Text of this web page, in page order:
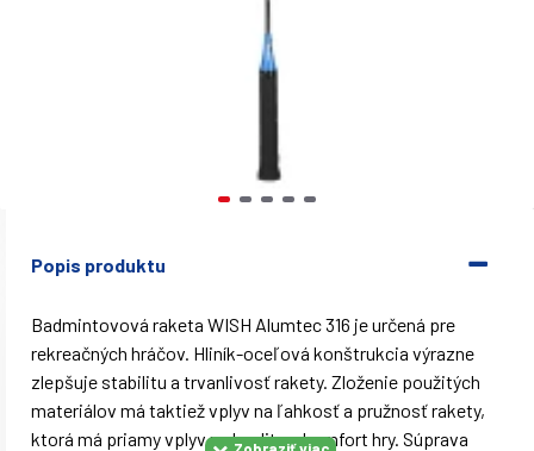
Popis produktu
Badmintovová raketa WISH Alumtec 316 je určená pre
rekreačných hráčov. Hliník-oceľová konštrukcia výrazne
zlepšuje stabilitu a trvanlivosť rakety. Zloženie použitých
materiálov má taktiež vplyv na ľahkosť a pružnosť rakety,
ktorá má priamy vplyv na kvalitu a komfort hry. Súprava